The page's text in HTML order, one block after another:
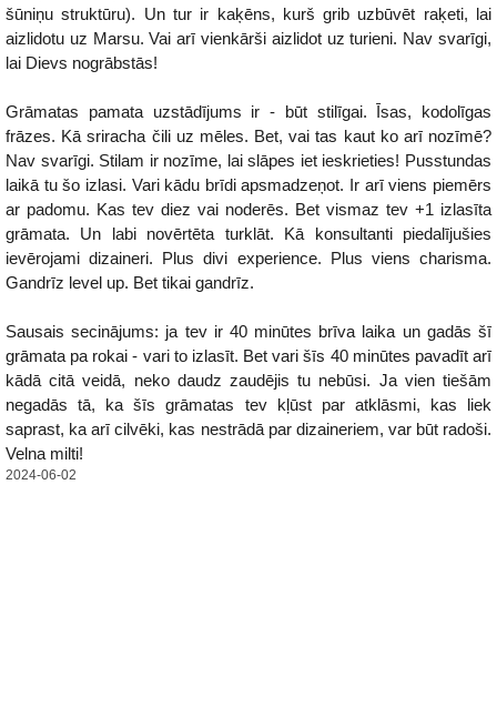
šūniņu struktūru). Un tur ir kaķēns, kurš grib uzbūvēt raķeti, lai
aizlidotu uz Marsu. Vai arī vienkārši aizlidot uz turieni. Nav svarīgi,
lai Dievs nogrābstās!
Grāmatas pamata uzstādījums ir - būt stilīgai. Īsas, kodolīgas
frāzes. Kā sriracha čili uz mēles. Bet, vai tas kaut ko arī nozīmē?
Nav svarīgi. Stilam ir nozīme, lai slāpes iet ieskrieties! Pusstundas
laikā tu šo izlasi. Vari kādu brīdi apsmadzeņot. Ir arī viens piemērs
ar padomu. Kas tev diez vai noderēs. Bet vismaz tev +1 izlasīta
grāmata. Un labi novērtēta turklāt. Kā konsultanti piedalījušies
ievērojami dizaineri. Plus divi experience. Plus viens charisma.
Gandrīz level up. Bet tikai gandrīz.
Sausais secinājums: ja tev ir 40 minūtes brīva laika un gadās šī
grāmata pa rokai - vari to izlasīt. Bet vari šīs 40 minūtes pavadīt arī
kādā citā veidā, neko daudz zaudējis tu nebūsi. Ja vien tiešām
negadās tā, ka šīs grāmatas tev kļūst par atklāsmi, kas liek
saprast, ka arī cilvēki, kas nestrādā par dizaineriem, var būt radoši.
Velna milti!
2024-06-02